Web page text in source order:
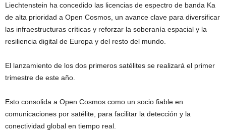
Liechtenstein ha concedido las licencias de espectro de banda Ka
de alta prioridad a Open Cosmos, un avance clave para diversificar
las infraestructuras críticas y reforzar la soberanía espacial y la
resiliencia digital de Europa y del resto del mundo.
El lanzamiento de los dos primeros satélites se realizará el primer
trimestre de este año.
Esto consolida a Open Cosmos como un socio fiable en
comunicaciones por satélite, para facilitar la detección y la
conectividad global en tiempo real.